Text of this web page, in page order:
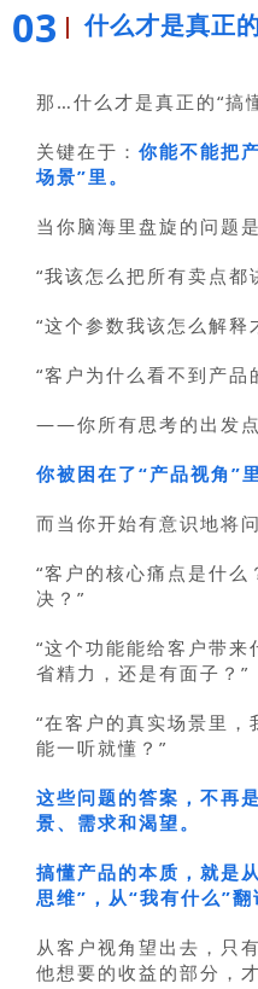
03 什么才是真正
那…什么才是真正的“搞
关键在于： 你能不能把
场景”里。
当你脑海里盘旋的问题是
“我该怎么把所有卖点都
“这个参数我该怎么解释
“客户为什么看不到产品
——你所有思考的出发点
你被困在了“产品视角”里
而当你开始有意识地将
“客户的核心痛点是什
决？”
“这个功能能给客户带来
省精力，还是有面子？”
“在客户的真实场景里
能一听就懂？”
这些问题的答案，不再
景、需求和渴望。
搞懂产品的本质，就是
思维”，从“我有什么”翻
从客户视角望出去，只
他想要的收益的部分，